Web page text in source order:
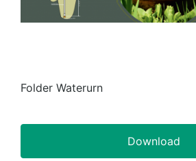
Folder Waterurn
Download